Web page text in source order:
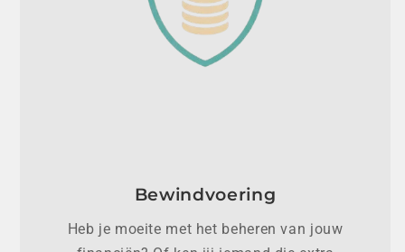
Bewindvoering
Heb je moeite met het beheren van jouw